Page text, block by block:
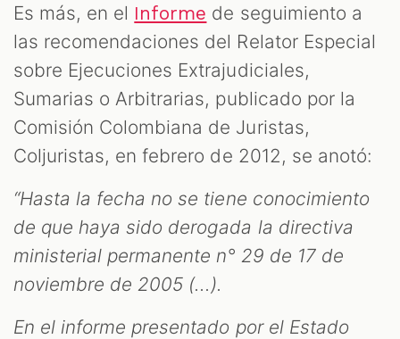
Es más, en el Informe de seguimiento a
las recomendaciones del Relator Especial
sobre Ejecuciones Extrajudiciales,
Sumarias o Arbitrarias, publicado por la
Comisión Colombiana de Juristas,
Coljuristas, en febrero de 2012, se anotó:
“Hasta la fecha no se tiene conocimiento
de que haya sido derogada la directiva
ministerial permanente n° 29 de 17 de
noviembre de 2005 (...).
En el informe presentado por el Estado